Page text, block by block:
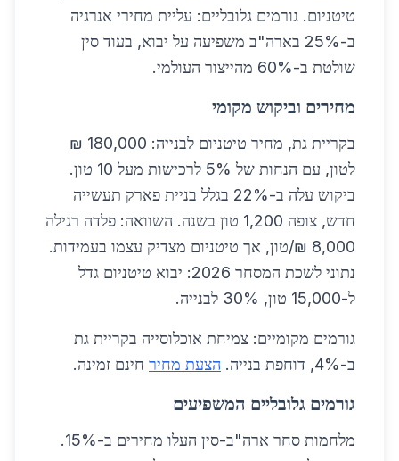
טיטניום. גורמים גלובליים: עליית מחירי אנרגיה
ב-25% בארה"ב משפיעה על יבוא, בעוד סין
שולטת ב-60% מהייצור העולמי.
מחירים וביקוש מקומי
בקריית גת, מחיר טיטניום לבנייה: 180,000 ₪
לטון, עם הנחות של 5% לרכישות מעל 10 טון.
ביקוש עלה ב-22% בגלל בניית פארק תעשייה
חדש, צופה 1,200 טון בשנה. השוואה: פלדה רגילה
8,000 ₪/טון, אך טיטניום מצדיק עצמו בעמידות.
נתוני לשכת המסחר 2026: יבוא טיטניום גדל
ל-15,000 טון, 30% לבנייה.
גורמים מקומיים: צמיחת אוכלוסייה בקריית גת
ב-4%, דוחפת בנייה.
הצעת מחיר חינם זמינה.
גורמים גלובליים המשפיעים
מלחמות סחר ארה"ב-סין העלו מחירים ב-15%.